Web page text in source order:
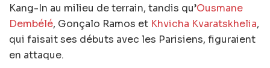
Kang-In au milieu de terrain, tandis qu’Ousmane
Dembélé, Gonçalo Ramos et Khvicha Kvaratskhelia,
qui faisait ses débuts avec les Parisiens, figuraient
en attaque.